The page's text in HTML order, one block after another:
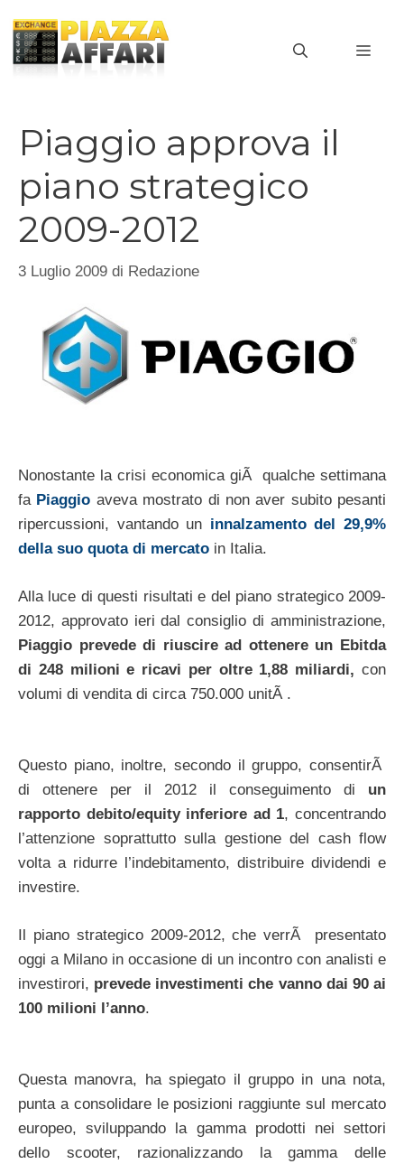
contenuto
Piaggio approva il
piano strategico
2009-2012
3 Luglio 2009 di Redazione
Nonostante la crisi economica giÃ qualche settimana
fa Piaggio aveva mostrato di non aver subito pesanti
ripercussioni, vantando un innalzamento del 29,9%
della suo quota di mercato in Italia.
Alla luce di questi risultati e del piano strategico 2009-
2012, approvato ieri dal consiglio di amministrazione,
Piaggio prevede di riuscire ad ottenere un Ebitda
di 248 milioni e ricavi per oltre 1,88 miliardi, con
volumi di vendita di circa 750.000 unitÃ .
Questo piano, inoltre, secondo il gruppo, consentirÃ
di ottenere per il 2012 il conseguimento di un
rapporto debito/equity inferiore ad 1, concentrando
l’attenzione soprattutto sulla gestione del cash flow
volta a ridurre l’indebitamento, distribuire dividendi e
investire.
Il piano strategico 2009-2012, che verrÃ presentato
oggi a Milano in occasione di un incontro con analisti e
investirori, prevede investimenti che vanno dai 90 ai
100 milioni l’anno.
Questa manovra, ha spiegato il gruppo in una nota,
punta a consolidare le posizioni raggiunte sul mercato
europeo, sviluppando la gamma prodotti nei settori
dello scooter, razionalizzando la gamma delle